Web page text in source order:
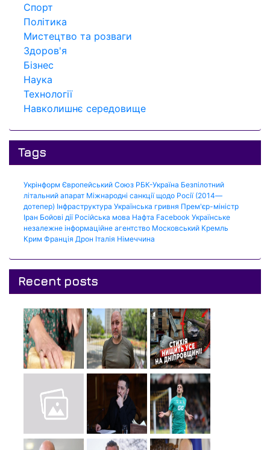
Спорт
Політика
Мистецтво та розваги
Здоров'я
Бізнес
Наука
Технології
Навколишнє середовище
Tags
Укрінформ Європейський Союз РБК-Україна Безпілотний
літальний апарат Міжнародні санкції щодо Росії (2014—
дотепер) Інфраструктура Українська гривня Прем'єр-міністр
Іран Бойові дії Російська мова Нафта Facebook Українське
незалежне інформаційне агентство Московський Кремль
Крим Франція Дрон Італія Німеччина
Recent posts